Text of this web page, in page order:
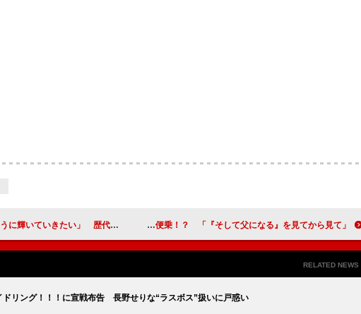
い」 歴代ジュエリーベストドレッサーが登場 松本人志監督、福山映画に便乗！？ 「『そして父になる』を見てから見て」
RELATED NEWS
ドリング！！！に宣戦布告 長野せりな“ラスボス”扱いに戸惑い